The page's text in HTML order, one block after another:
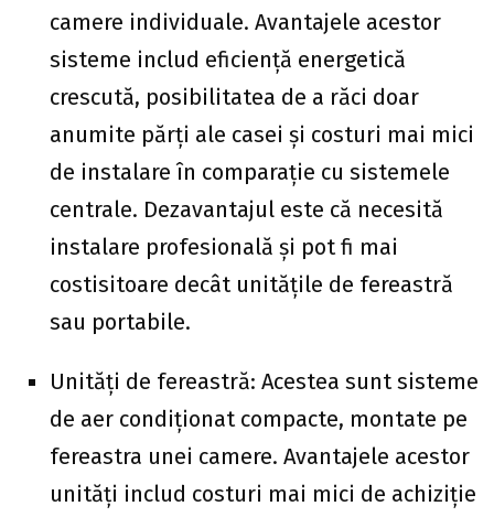
camere individuale. Avantajele acestor
sisteme includ eficiență energetică
crescută, posibilitatea de a răci doar
anumite părți ale casei și costuri mai mici
de instalare în comparație cu sistemele
centrale. Dezavantajul este că necesită
instalare profesională și pot fi mai
costisitoare decât unitățile de fereastră
sau portabile.
Unități de fereastră: Acestea sunt sisteme
de aer condiționat compacte, montate pe
fereastra unei camere. Avantajele acestor
unități includ costuri mai mici de achiziție